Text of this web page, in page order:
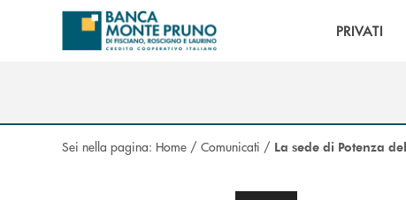
Salta al contenuto principale
PRIVATI
Sei nella pagina: Home / Comunicati / La sede di Potenza